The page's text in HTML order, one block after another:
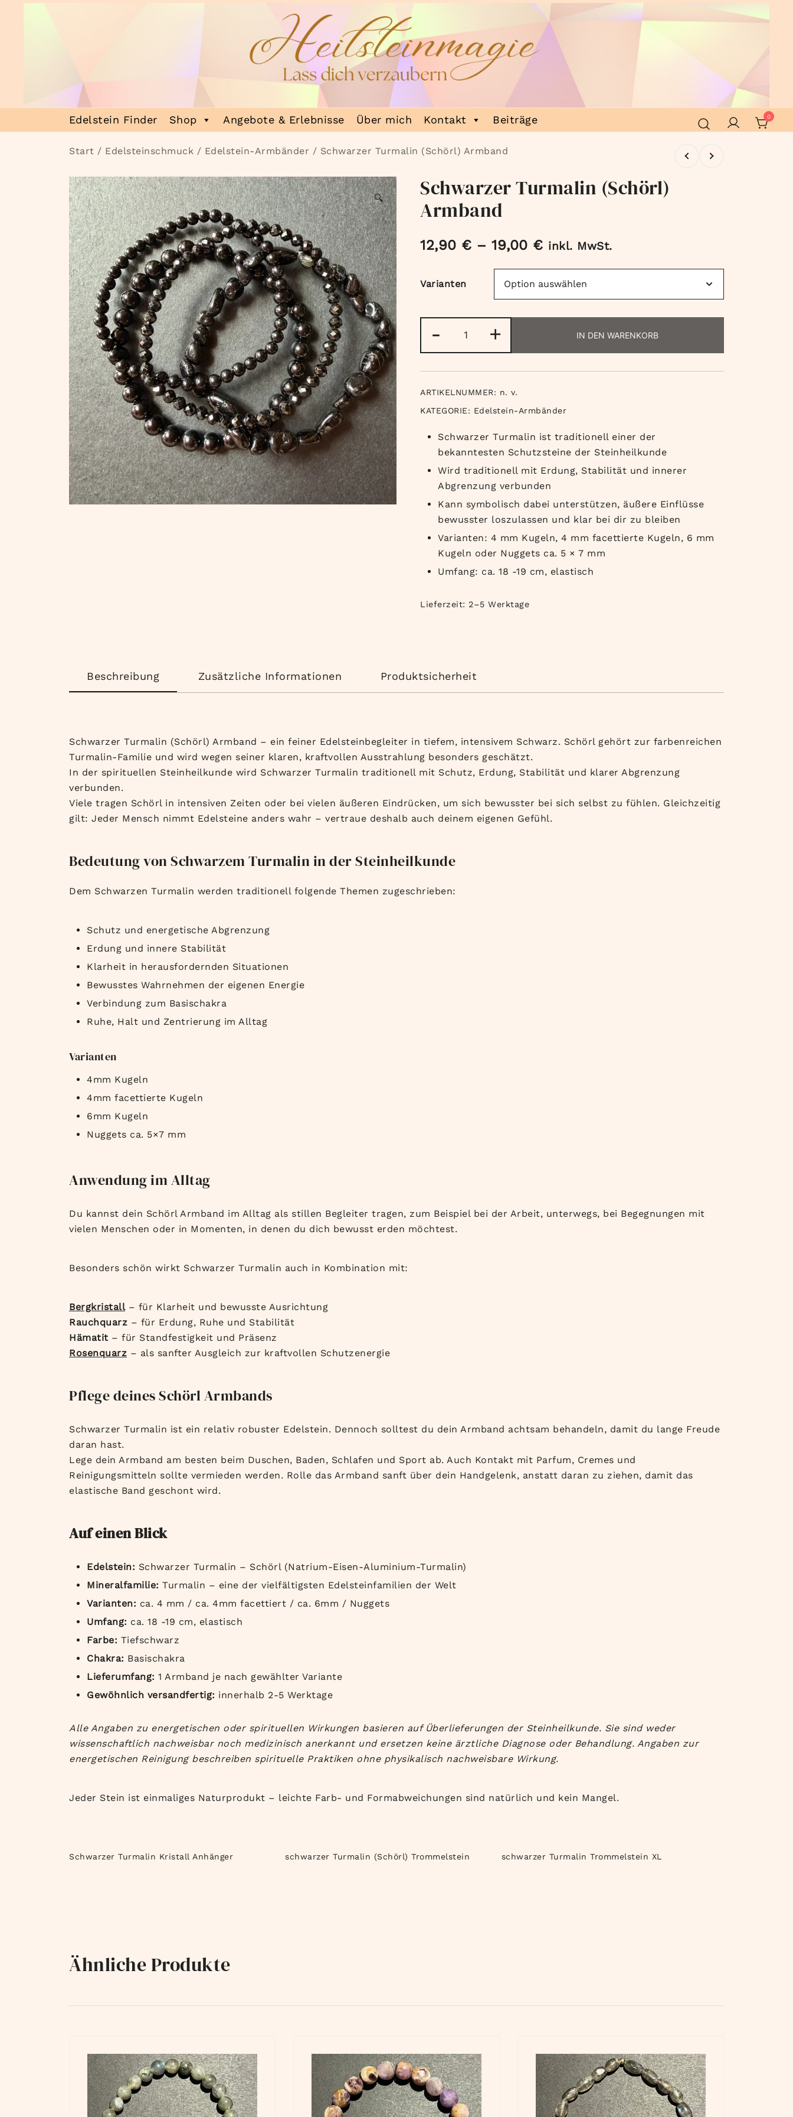
Heilsteinmagie
Lass dich verzaubern
Edelstein Finder Shop Angebote & Erlebnisse Über mich Kontakt Beiträge 0
Start / Edelsteinschmuck / Edelstein-Armbänder / Schwarzer Turmalin (Schörl) Armband
🔍
Schwarzer Turmalin (Schörl)
Armband
12,90 € – 19,00 € inkl. MwSt.
Varianten
-
Turmalin
(Schörl)
Armband
Menge
+ IN DEN WARENKORB
ARTIKELNUMMER: n. v.
KATEGORIE: Edelstein-Armbänder
Schwarzer Turmalin ist traditionell einer der
bekanntesten Schutzsteine der Steinheilkunde
Wird traditionell mit Erdung, Stabilität und innerer
Abgrenzung verbunden
Kann symbolisch dabei unterstützen, äußere Einflüsse
bewusster loszulassen und klar bei dir zu bleiben
Varianten: 4 mm Kugeln, 4 mm facettierte Kugeln, 6 mm
Kugeln oder Nuggets ca. 5 × 7 mm
Umfang: ca. 18 -19 cm, elastisch
Lieferzeit: 2–5 Werktage
Beschreibung Zusätzliche Informationen Produktsicherheit
Schwarzer Turmalin (Schörl) Armband – ein feiner Edelsteinbegleiter in tiefem, intensivem Schwarz. Schörl gehört zur farbenreichen
Turmalin-Familie und wird wegen seiner klaren, kraftvollen Ausstrahlung besonders geschätzt.
In der spirituellen Steinheilkunde wird Schwarzer Turmalin traditionell mit Schutz, Erdung, Stabilität und klarer Abgrenzung
verbunden.
Viele tragen Schörl in intensiven Zeiten oder bei vielen äußeren Eindrücken, um sich bewusster bei sich selbst zu fühlen. Gleichzeitig
gilt: Jeder Mensch nimmt Edelsteine anders wahr – vertraue deshalb auch deinem eigenen Gefühl.
Bedeutung von Schwarzem Turmalin in der Steinheilkunde
Dem Schwarzen Turmalin werden traditionell folgende Themen zugeschrieben:
Schutz und energetische Abgrenzung
Erdung und innere Stabilität
Klarheit in herausfordernden Situationen
Bewusstes Wahrnehmen der eigenen Energie
Verbindung zum Basischakra
Ruhe, Halt und Zentrierung im Alltag
Varianten
4mm Kugeln
4mm facettierte Kugeln
6mm Kugeln
Nuggets ca. 5×7 mm
Anwendung im Alltag
Du kannst dein Schörl Armband im Alltag als stillen Begleiter tragen, zum Beispiel bei der Arbeit, unterwegs, bei Begegnungen mit
vielen Menschen oder in Momenten, in denen du dich bewusst erden möchtest.
Besonders schön wirkt Schwarzer Turmalin auch in Kombination mit:
Bergkristall– für Klarheit und bewusste Ausrichtung
Rauchquarz – für Erdung, Ruhe und Stabilität
Hämatit – für Standfestigkeit und Präsenz
Rosenquarz – als sanfter Ausgleich zur kraftvollen Schutzenergie
Pflege deines Schörl Armbands
Schwarzer Turmalin ist ein relativ robuster Edelstein. Dennoch solltest du dein Armband achtsam behandeln, damit du lange Freude
daran hast.
Lege dein Armband am besten beim Duschen, Baden, Schlafen und Sport ab. Auch Kontakt mit Parfum, Cremes und
Reinigungsmitteln sollte vermieden werden. Rolle das Armband sanft über dein Handgelenk, anstatt daran zu ziehen, damit das
elastische Band geschont wird.
Auf einen Blick
Edelstein: Schwarzer Turmalin – Schörl (Natrium-Eisen-Aluminium-Turmalin)
Mineralfamilie: Turmalin – eine der vielfältigsten Edelsteinfamilien der Welt
Varianten: ca. 4 mm / ca. 4mm facettiert / ca. 6mm / Nuggets
Umfang: ca. 18 -19 cm, elastisch
Farbe: Tiefschwarz
Chakra: Basischakra
Lieferumfang: 1 Armband je nach gewählter Variante
Gewöhnlich versandfertig: innerhalb 2-5 Werktage
Alle Angaben zu energetischen oder spirituellen Wirkungen basieren auf Überlieferungen der Steinheilkunde. Sie sind weder
wissenschaftlich nachweisbar noch medizinisch anerkannt und ersetzen keine ärztliche Diagnose oder Behandlung. Angaben zur
energetischen Reinigung beschreiben spirituelle Praktiken ohne physikalisch nachweisbare Wirkung.
Jeder Stein ist einmaliges Naturprodukt – leichte Farb- und Formabweichungen sind natürlich und kein Mangel.
Schwarzer Turmalin Kristall Anhänger schwarzer Turmalin (Schörl) Trommelstein schwarzer Turmalin Trommelstein XL
Ähnliche Produkte